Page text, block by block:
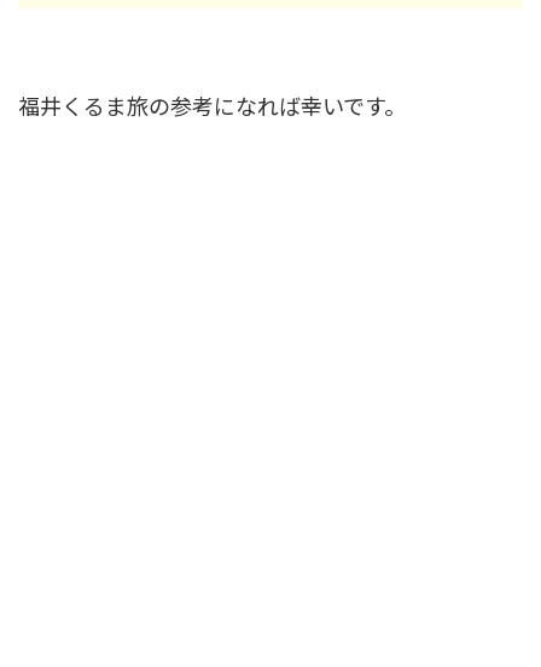
福井くるま旅の参考になれば幸いです。